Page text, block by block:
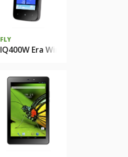
FLY
IQ400W Era Windows